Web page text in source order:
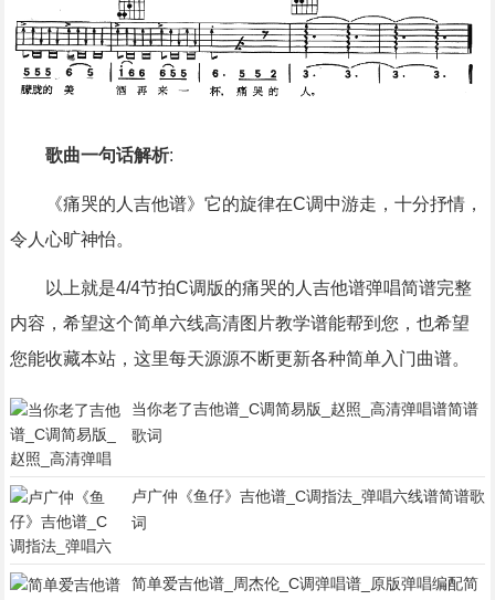
歌曲一句话解析:
《痛哭的人吉他谱》它的旋律在C调中游走，十分抒情，
令人心旷神怡。
以上就是4/4节拍C调版的痛哭的人吉他谱弹唱简谱完整
内容，希望这个简单六线高清图片教学谱能帮到您，也希望
您能收藏本站，这里每天源源不断更新各种简单入门曲谱。
当你老了吉他谱_C调简易版_赵照_高清弹唱谱简谱
歌词
卢广仲《鱼仔》吉他谱_C调指法_弹唱六线谱简谱歌
词
简单爱吉他谱_周杰伦_C调弹唱谱_原版弹唱编配简